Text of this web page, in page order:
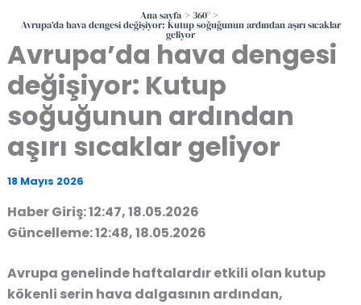
Ana sayfa 360°
Avrupa’da hava dengesi değişiyor: Kutup soğuğunun ardından aşırı sıcaklar
geliyor
Avrupa’da hava dengesi
değişiyor: Kutup
soğuğunun ardından
aşırı sıcaklar geliyor
18 Mayıs 2026
Haber Giriş: 12:47, 18.05.2026
Güncelleme: 12:48, 18.05.2026
Avrupa genelinde haftalardır etkili olan kutup
kökenli serin hava dalgasının ardından,